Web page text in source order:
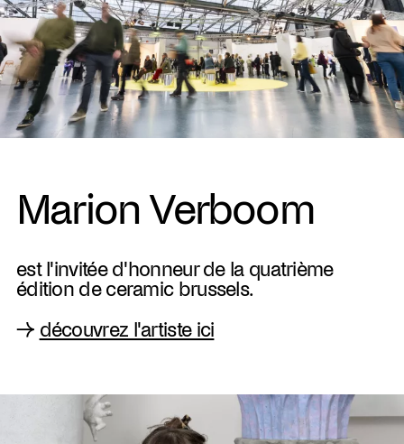
Marion Verboom
est l'invitée d'honneur de la quatrième
édition de ceramic brussels.
→ découvrez l'artiste ici